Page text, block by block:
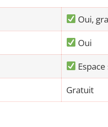
Oui,
Oui
Gratuit